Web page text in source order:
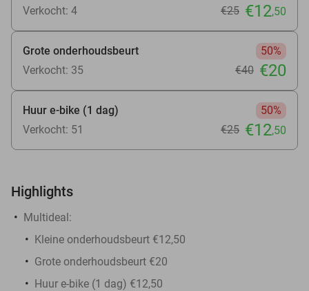
Verkocht: 4
€25 €12,50
Grote onderhoudsbeurt
50%
Verkocht: 35
€40 €20
Huur e-bike (1 dag)
50%
Verkocht: 51
€25 €12,50
Highlights
Multideal:
Kleine onderhoudsbeurt €12,50
Grote onderhoudsbeurt €20
Huur e-bike (1 dag) €12,50